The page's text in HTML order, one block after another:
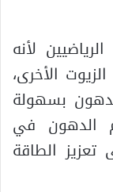
لأنه
الأخرى،
بسهولة
الدهون في
الطاقة